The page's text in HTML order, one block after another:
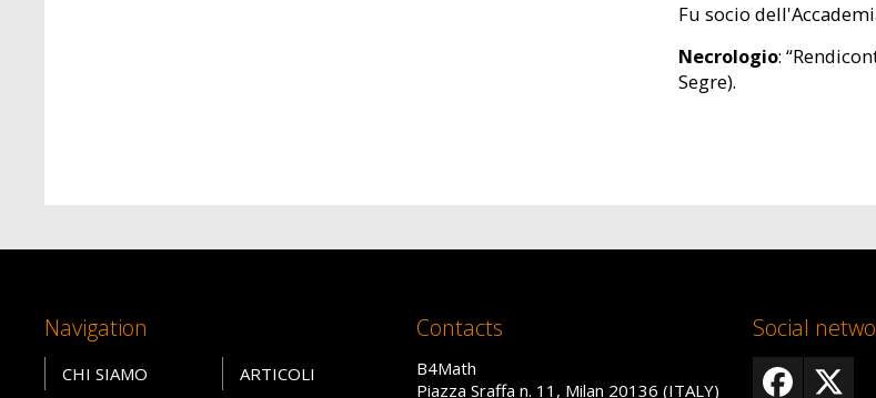
Fu socio
Necrologio:
Segre).
Navigation
CHI SIAMO ARTICOLI
Contacts
B4Math
Piazza Sraffa n. 11, Milan 20136 (ITALY)
Social